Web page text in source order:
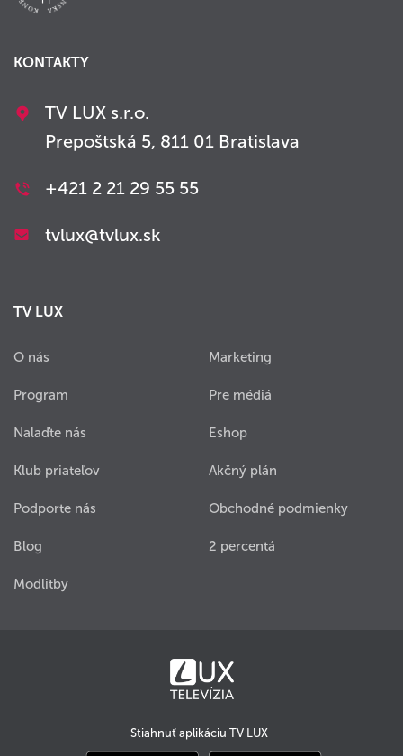
KONTAKTY
TV LUX s.r.o.
Prepoštská 5, 811 01 Bratislava
+421 2 21 29 55 55
tvlux@tvlux.sk
TV LUX
O nás
Program
Nalaďte nás
Klub priateľov
Podporte nás
Blog
Modlitby
Marketing
Pre médiá
Eshop
Akčný plán
Obchodné podmienky
2 percentá
Stiahnuť aplikáciu TV LUX